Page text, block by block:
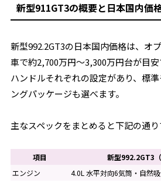
新型911GT3の概要と日本国内価
新型992.2GT3の日本国内価格は、オ
車で約2,700万円～3,300万円台が目
ハンドルそれぞれの設定があり、標
ングパッケージも選べます。
主なスペックをまとめると下記の通り
項目
新型992.2GT3
エンジン
4.0L 水平対向6気筒・自然